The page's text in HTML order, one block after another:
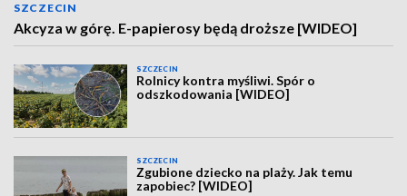
SZCZECIN
Akcyza w górę. E-papierosy będą droższe [WIDEO]
SZCZECIN
Rolnicy kontra myśliwi. Spór o
odszkodowania [WIDEO]
SZCZECIN
Zgubione dziecko na plaży. Jak temu
zapobiec? [WIDEO]